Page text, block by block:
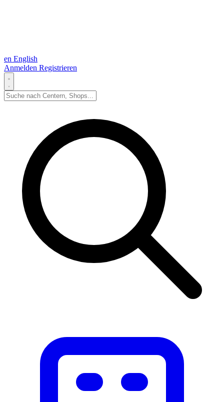
en English
Anmelden Registrieren